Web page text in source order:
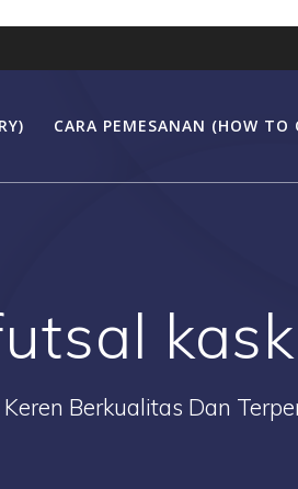
CARA PEMESANAN (HOW TO
Berkualitas Dan